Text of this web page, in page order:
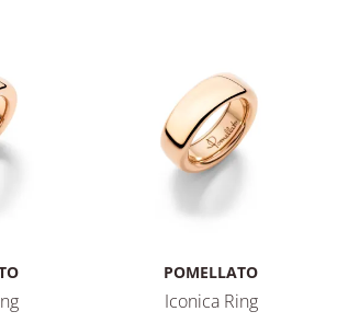
POMELLATO
Iconica Ring